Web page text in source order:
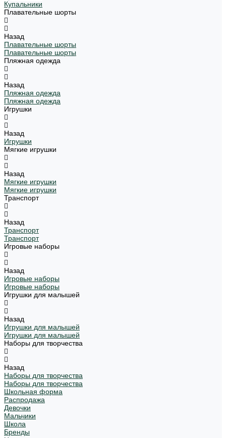
Купальники
Плавательные шорты
Назад
Плавательные шорты
Плавательные шорты
Пляжная одежда
Назад
Пляжная одежда
Пляжная одежда
Игрушки
Назад
Игрушки
Мягкие игрушки
Назад
Мягкие игрушки
Мягкие игрушки
Транспорт
Назад
Транспорт
Транспорт
Игровые наборы
Назад
Игровые наборы
Игровые наборы
Игрушки для малышей
Назад
Игрушки для малышей
Игрушки для малышей
Наборы для творчества
Назад
Наборы для творчества
Наборы для творчества
Школьная форма
Распродажа
Девочки
Мальчики
Школа
Бренды